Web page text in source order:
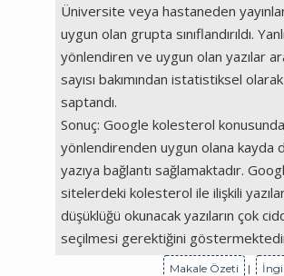
Üniversite veya hastaneden
uygun olan grupta sınıflandırıldı.
yönlendiren ve uygun olan yazılar
sayısı bakımından istatistiksel
saptandı.
Sonuç: Google kolesterol konusunda
yönlendirenden uygun olana kayda
yazıya bağlantı sağlamaktadır.
sitelerdeki kolesterol ile ilişkili
düşüklüğü okunacak yazıların çok
seçilmesi gerektiğini
Makale Özeti |